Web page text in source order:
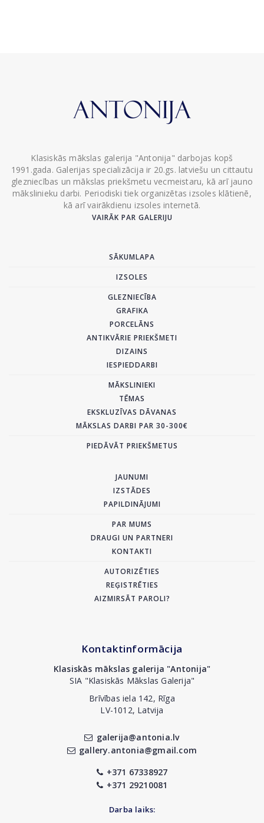
Klasiskās mākslas galerija "Antonija" darbojas kopš
1991.gada. Galerijas specializācija ir 20.gs. latviešu un cittautu
glezniecības un mākslas priekšmetu vecmeistaru, kā arī jauno
mākslinieku darbi. Periodiski tiek organizētas izsoles klātienē,
kā arī vairākdienu izsoles internetā.
VAIRĀK PAR GALERIJU
SĀKUMLAPA
IZSOLES
GLEZNIECĪBA
GRAFIKA
PORCELĀNS
ANTIKVĀRIE PRIEKŠMETI
DIZAINS
IESPIEDDARBI
MĀKSLINIEKI
TĒMAS
EKSKLUZĪVAS DĀVANAS
MĀKSLAS DARBI PAR 30-300€
PIEDĀVĀT PRIEKŠMETUS
JAUNUMI
IZSTĀDES
PAPILDINĀJUMI
PAR MUMS
DRAUGI UN PARTNERI
KONTAKTI
AUTORIZĒTIES
REĢISTRĒTIES
AIZMIRSĀT PAROLI?
Kontaktinformācija
Klasiskās mākslas galerija "Antonija"
SIA "Klasiskās Mākslas Galerija"
Brīvības iela 142, Rīga
LV-1012, Latvija
galerija@antonia.lv
gallery.antonia@gmail.com
+371 67338927
+371 29210081
Darba laiks: